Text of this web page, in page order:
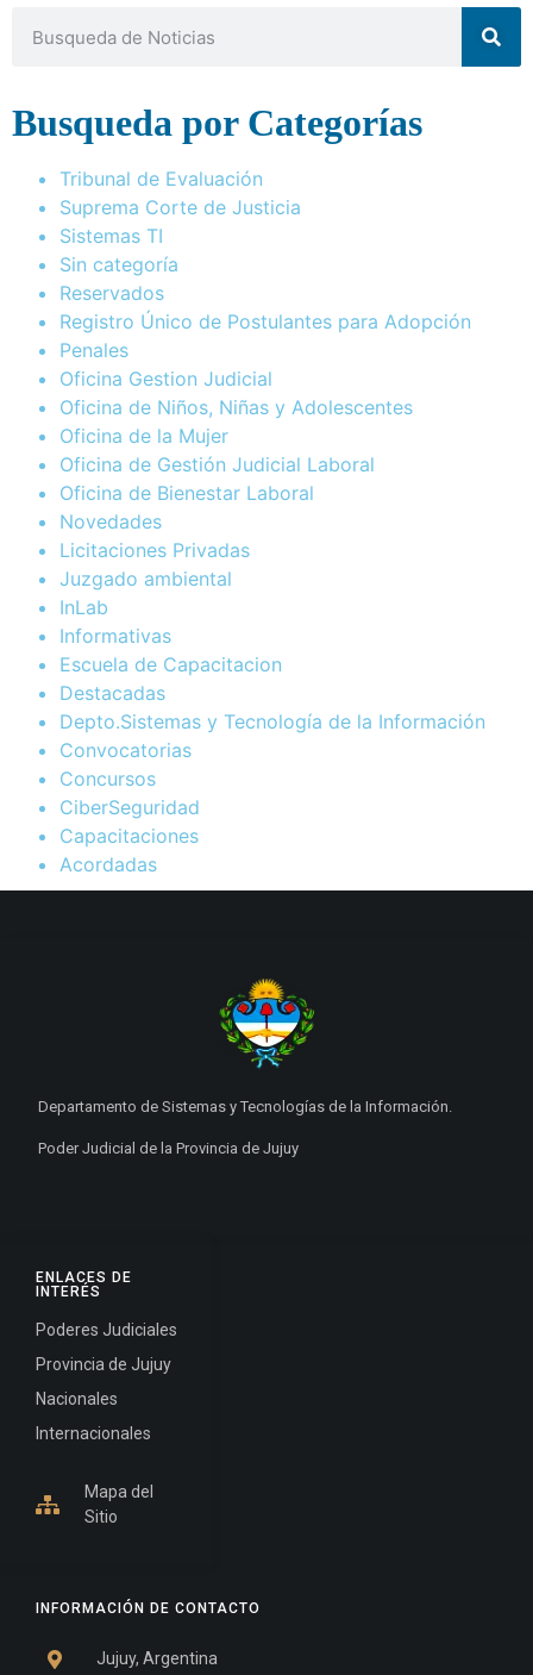
Busqueda por Categorías
Tribunal de Evaluación
Suprema Corte de Justicia
Sistemas TI
Sin categoría
Reservados
Registro Único de Postulantes para Adopción
Penales
Oficina Gestion Judicial
Oficina de Niños, Niñas y Adolescentes
Oficina de la Mujer
Oficina de Gestión Judicial Laboral
Oficina de Bienestar Laboral
Novedades
Licitaciones Privadas
Juzgado ambiental
InLab
Informativas
Escuela de Capacitacion
Destacadas
Depto.Sistemas y Tecnología de la Información
Convocatorias
Concursos
CiberSeguridad
Capacitaciones
Acordadas
INFORMACIÓN DE CONTACTO
Jujuy, Argentina
ENLACES DE
INTERÉS
Poderes Judiciales
Provincia de Jujuy
Nacionales
Internacionales
Mapa del
Sitio
Departamento de Sistemas y Tecnologías de la Información.
Poder Judicial de la Provincia de Jujuy